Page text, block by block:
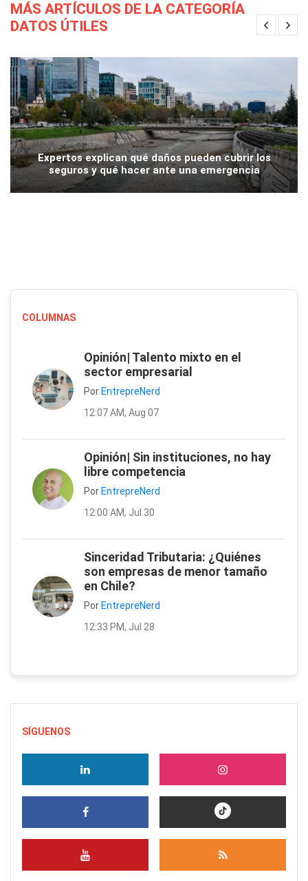
MÁS ARTÍCULOS DE LA CATEGORÍA
DATOS ÚTILES
Expertos explican qué daños pueden cubrir los
seguros y qué hacer ante una emergencia
COLUMNAS
Opinión| Talento mixto en el
sector empresarial
Por EntrepreNerd
12:07 AM, Aug 07
Opinión| Sin instituciones, no hay
libre competencia
Por EntrepreNerd
12:00 AM, Jul 30
Sinceridad Tributaria: ¿Quiénes
son empresas de menor tamaño
en Chile?
Por EntrepreNerd
12:33 PM, Jul 28
SÍGUENOS